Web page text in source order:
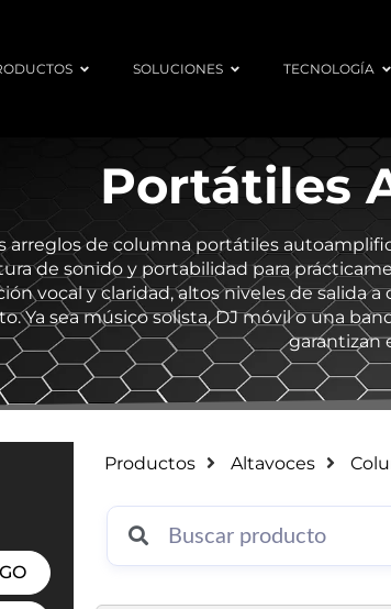
SOLUCIONES TECNOLOGÍA
Portátiles
arreglos de columna portátiles
de sonido y portabilidad para
vocal y claridad, altos niveles de salida
Ya sea músico solista, DJ móvil o una
garantizan
Productos Altavoces